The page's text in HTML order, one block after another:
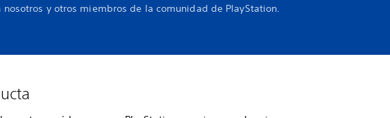
nosotros y otros miembros de la comunidad de PlayStation.